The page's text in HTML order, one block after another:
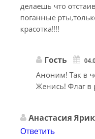
делаешь что
поганные
красотка!!!!
Гость
Аноним! Так в
Женись! Флаг в
Анастасия Ярик
Ответить